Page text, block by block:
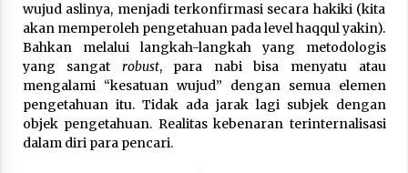
wujud aslinya, menjadi terkonfirmasi secara hakiki (kita
akan memperoleh pengetahuan pada level haqqul yakin).
Bahkan melalui langkah-langkah yang metodologis
yang sangat robust, para nabi bisa menyatu atau
mengalami “kesatuan wujud” dengan semua elemen
pengetahuan itu. Tidak ada jarak lagi subjek dengan
objek pengetahuan. Realitas kebenaran terinternalisasi
dalam diri para pencari.